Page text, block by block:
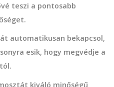
teszi a pontosabb
automatikusan bekapcsol,
esik, hogy megvédje a
kiváló minőségű